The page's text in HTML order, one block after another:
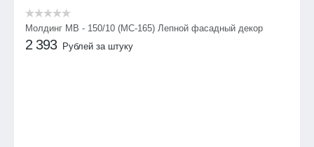
Молдинг МВ - 150/10 (МС-165) Лепной фасадный декор
2 393 Рублей за штуку